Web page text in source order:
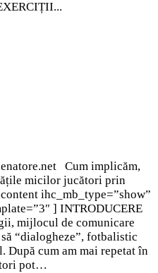
Cum implicăm,
micilor jucători prin
ihc_mb_type=”show”
] INTRODUCERE
mijlocul de comunicare
“dialogheze”, fotbalistic
După cum am mai repetat în
pot…